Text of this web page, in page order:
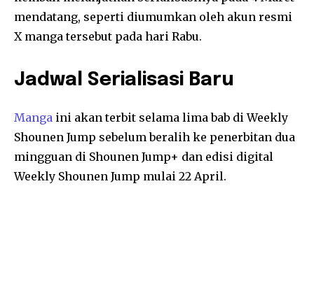
mendatang, seperti diumumkan oleh akun resmi
X manga tersebut pada hari Rabu.
Jadwal Serialisasi Baru
Manga ini akan terbit selama lima bab di Weekly
Shounen Jump sebelum beralih ke penerbitan dua
mingguan di Shounen Jump+ dan edisi digital
Weekly Shounen Jump mulai 22 April.